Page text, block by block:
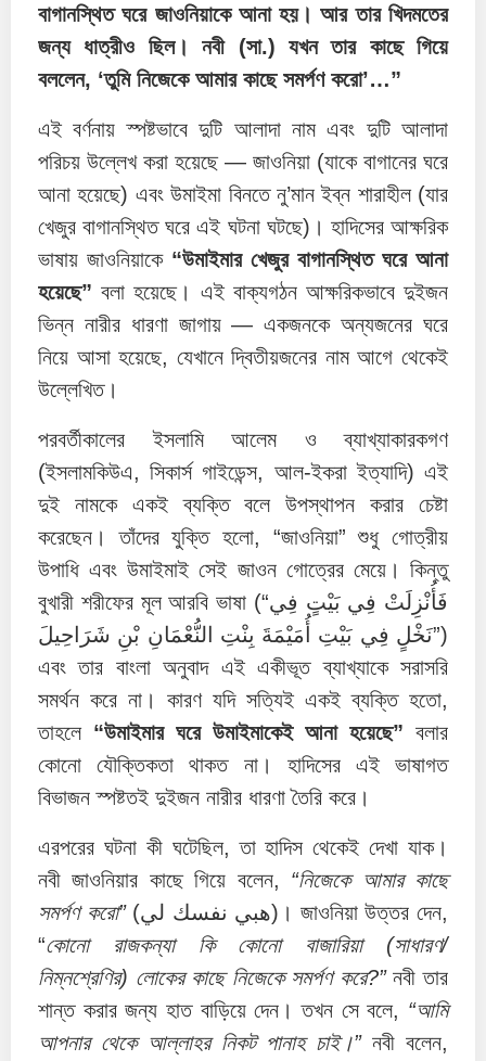
বাগানস্থিত ঘরে জাওনিয়াকে আনা হয়। আর তার খিদমতের
জন্য ধাত্রীও ছিল। নবী (সা.) যখন তার কাছে গিয়ে
বললেন, ‘তুমি নিজেকে আমার কাছে সমর্পণ করো’…”
এই বর্ণনায় স্পষ্টভাবে দুটি আলাদা নাম এবং দুটি আলাদা
পরিচয় উল্লেখ করা হয়েছে — জাওনিয়া (যাকে বাগানের ঘরে
আনা হয়েছে) এবং উমাইমা বিনতে নু’মান ইব্ন শারাহীল (যার
খেজুর বাগানস্থিত ঘরে এই ঘটনা ঘটছে)। হাদিসের আক্ষরিক
ভাষায় জাওনিয়াকে “উমাইমার খেজুর বাগানস্থিত ঘরে আনা
হয়েছে” বলা হয়েছে। এই বাক্যগঠন আক্ষরিকভাবে দুইজন
ভিন্ন নারীর ধারণা জাগায় — একজনকে অন্যজনের ঘরে
নিয়ে আসা হয়েছে, যেখানে দ্বিতীয়জনের নাম আগে থেকেই
উল্লেখিত।
পরবর্তীকালের ইসলামি আলেম ও ব্যাখ্যাকারকগণ
(ইসলামকিউএ, সিকার্স গাইডেন্স, আল-ইকরা ইত্যাদি) এই
দুই নামকে একই ব্যক্তি বলে উপস্থাপন করার চেষ্টা
করেছেন। তাঁদের যুক্তি হলো, “জাওনিয়া” শুধু গোত্রীয়
উপাধি এবং উমাইমাই সেই জাওন গোত্রের মেয়ে। কিন্তু
বুখারী শরীফের মূল আরবি ভাষা (“فَأُنْزِلَتْ فِي بَيْتٍ فِي
نَخْلٍ فِي بَيْتِ أُمَيْمَةَ بِنْتِ النُّعْمَانِ بْنِ شَرَاحِيلَ”)
এবং তার বাংলা অনুবাদ এই একীভূত ব্যাখ্যাকে সরাসরি
সমর্থন করে না। কারণ যদি সত্যিই একই ব্যক্তি হতো,
তাহলে “উমাইমার ঘরে উমাইমাকেই আনা হয়েছে” বলার
কোনো যৌক্তিকতা থাকত না। হাদিসের এই ভাষাগত
বিভাজন স্পষ্টতই দুইজন নারীর ধারণা তৈরি করে।
এরপরের ঘটনা কী ঘটেছিল, তা হাদিস থেকেই দেখা যাক।
নবী জাওনিয়ার কাছে গিয়ে বলেন, “নিজেকে আমার কাছে
সমর্পণ করো” (هبي نفسك لي)। জাওনিয়া উত্তর দেন,
“কোনো রাজকন্যা কি কোনো বাজারিয়া (সাধারণ/
নিম্নশ্রেণির) লোকের কাছে নিজেকে সমর্পণ করে?”নবী তার
শান্ত করার জন্য হাত বাড়িয়ে দেন। তখন সে বলে, “আমি
আপনার থেকে আল্লাহর নিকট পানাহ চাই।”নবী বলেন,